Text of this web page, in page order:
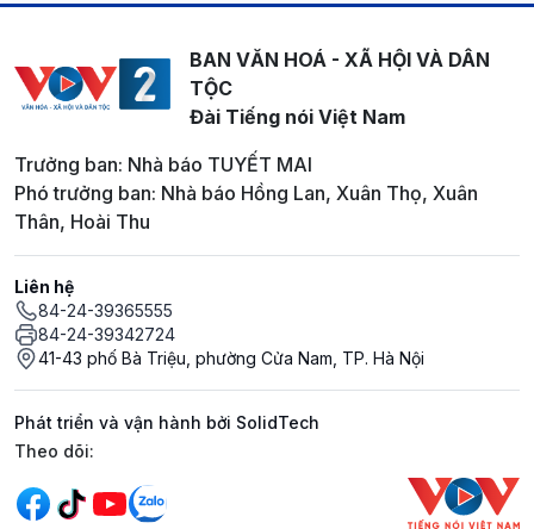
BAN VĂN HOÁ - XÃ HỘI VÀ DÂN
TỘC
Đài Tiếng nói Việt Nam
Trưởng ban: Nhà báo TUYẾT MAI
Phó trưởng ban: Nhà báo Hồng Lan, Xuân Thọ, Xuân
Thân, Hoài Thu
Liên hệ
84-24-39365555
84-24-39342724
41-43 phố Bà Triệu, phường Cửa Nam, TP. Hà Nội
Phát triển và vận hành bởi SolidTech
Mạng xã hội
Theo dõi: